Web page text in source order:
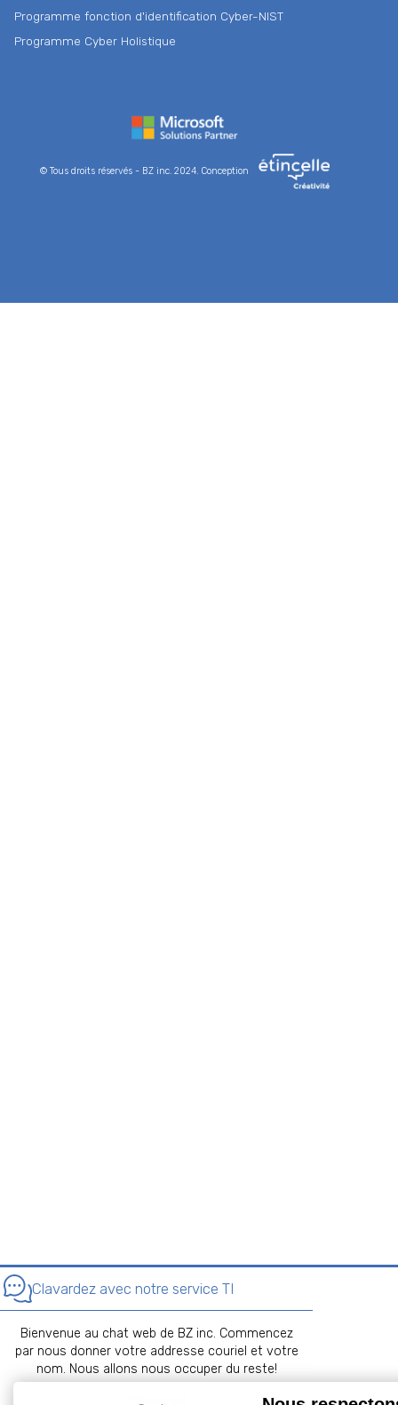
Programme fonction d'identification Cyber-NIST
Programme Cyber Holistique
© Tous droits réservés - BZ inc. 2024. Conception
Clavardez avec notre service TI
Bienvenue au chat web de BZ inc. Commencez
par nous donner votre addresse couriel et votre
nom. Nous allons nous occuper du reste!
Courriel